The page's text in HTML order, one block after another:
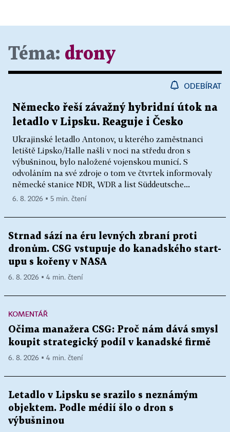
Téma: drony
ODEBÍRAT
Německo řeší závažný hybridní útok na
letadlo v Lipsku. Reaguje i Česko
Ukrajinské letadlo Antonov, u kterého zaměstnanci
letiště Lipsko/Halle našli v noci na středu dron s
výbušninou, bylo naložené vojenskou municí. S
odvoláním na své zdroje o tom ve čtvrtek informovaly
německé stanice NDR, WDR a list Süddeutsche...
6. 8. 2026 ▪ 5 min. čtení
Strnad sází na éru levných zbraní proti
dronům. CSG vstupuje do kanadského start-
upu s kořeny v NASA
6. 8. 2026 ▪ 4 min. čtení
KOMENTÁŘ
Očima manažera CSG: Proč nám dává smysl
koupit strategický podíl v kanadské firmě
6. 8. 2026 ▪ 4 min. čtení
Letadlo v Lipsku se srazilo s neznámým
objektem. Podle médií šlo o dron s
výbušninou